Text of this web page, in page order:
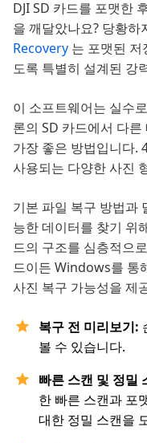
DJI SD 카드를 포맷한
을 깨달았나요? 당황하
Recovery 는 포맷된
도록 특별히 설계된 강
이 소프트웨어는 실수
론의 SD 카드에서 다
가장 좋은 방법입니다.
사용되는 다양한 사진
기본 파일 복구 방법과
능한 데이터를 찾기 위
드의 구조를 심층적으
드이든 Windows를 통
사진 복구 가능성을 제
복구 전 미리보기:
볼 수 있습니다.
빠른 스캔 및 정밀
한 빠른 스캔과 포
대한 정밀 스캔을